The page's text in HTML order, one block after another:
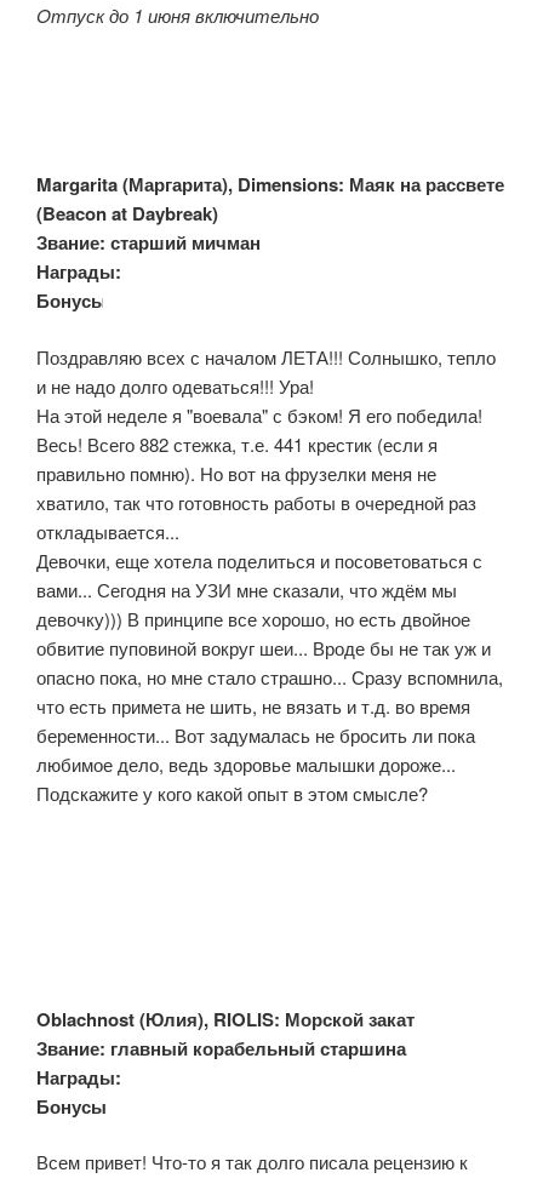
Oтпуск до 1 июня включительно
Margarita (Маргарита), Dimensions: Маяк на рассвете
(Beacon at Daybreak)
Звание: старший мичман
Награды:
Бонусы:
Поздравляю всех с началом ЛЕТА!!! Солнышко, тепло
и не надо долго одеваться!!! Ура!
На этой неделе я "воевала" с бэком! Я его победила!
Весь! Всего 882 стежка, т.е. 441 крестик (если я
правильно помню). Но вот на фрузелки меня не
хватило, так что готовность работы в очередной раз
откладывается...
Девочки, еще хотела поделиться и посоветоваться с
вами... Сегодня на УЗИ мне сказали, что ждём мы
девочку))) В принципе все хорошо, но есть двойное
обвитие пуповиной вокруг шеи... Вроде бы не так уж и
опасно пока, но мне стало страшно... Сразу вспомнила,
что есть примета не шить, не вязать и т.д. во время
беременности... Вот задумалась не бросить ли пока
любимое дело, ведь здоровье малышки дороже...
Подскажите у кого какой опыт в этом смысле?
Oblachnost (Юлия), RIOLIS: Морской закат
Звание: главный корабельный старшина
Награды:
Бонусы:
Всем привет! Что-то я так долго писала рецензию к